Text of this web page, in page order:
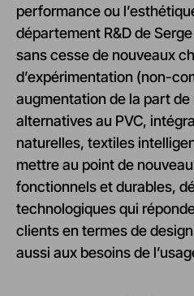
performance ou
département R&D de
sans cesse de nouveaux
d’expérimentation (non-
augmentation de la part
alternatives au PVC,
naturelles, textiles
mettre au point de
fonctionnels et durables,
technologiques qui
clients en termes de
aussi aux besoins de